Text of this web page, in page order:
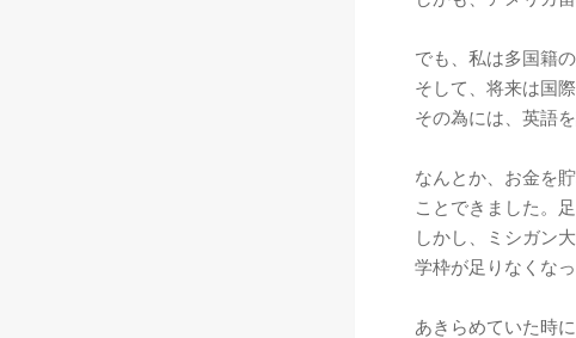
でも、私は多国籍
そして、将来は国
その為には、英語
なんとか、お金を
ことできました。
しかし、ミシガン
学枠が足りなくな
あきらめていた時